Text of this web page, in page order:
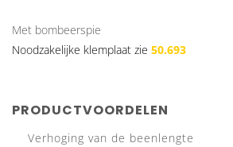
Met bombeerspie
Noodzakelijke klemplaat zie 50.693
PRODUCTVOORDELEN
Verhoging van de beenlengte